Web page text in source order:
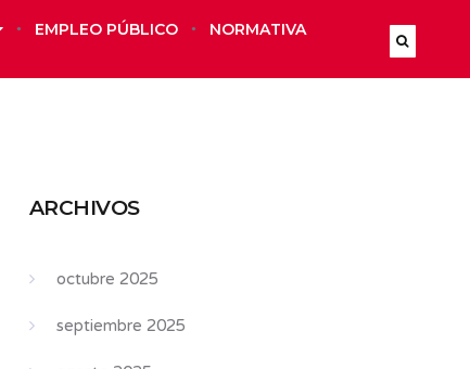
EMPLEO PÚBLICO
NORMATIVA
ARCHIVOS
octubre 2025
septiembre 2025